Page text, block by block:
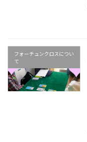
フォーチュンクロスについ
て